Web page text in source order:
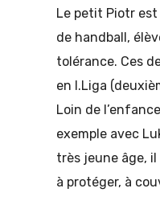
Le petit Piotr
de handball,
tolérance. Ces
en I.Liga
Loin de
exemple avec
très jeune âge,
à protéger, à